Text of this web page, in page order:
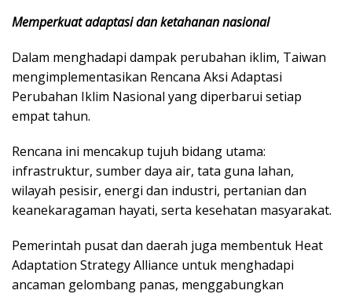
Memperkuat adaptasi dan ketahanan nasional
Dalam menghadapi dampak perubahan iklim, Taiwan
mengimplementasikan Rencana Aksi Adaptasi
Perubahan Iklim Nasional yang diperbarui setiap
empat tahun.
Rencana ini mencakup tujuh bidang utama:
infrastruktur, sumber daya air, tata guna lahan,
wilayah pesisir, energi dan industri, pertanian dan
keanekaragaman hayati, serta kesehatan masyarakat.
Pemerintah pusat dan daerah juga membentuk Heat
Adaptation Strategy Alliance untuk menghadapi
ancaman gelombang panas, menggabungkan